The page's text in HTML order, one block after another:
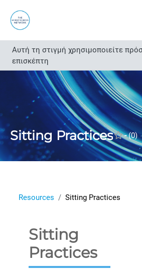
Αυτή τη στιγμή χρησιμοποιείτε
επισκέπτη
Sitting Practices -(0)
Άνοιγμα ευρετηρίου μαθήματος
Resources Sitting Practices
Sitting
Practices